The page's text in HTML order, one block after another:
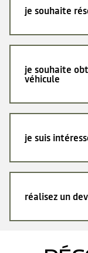
je souhaite
je souhaite
véhicule
je suis
réalisez un